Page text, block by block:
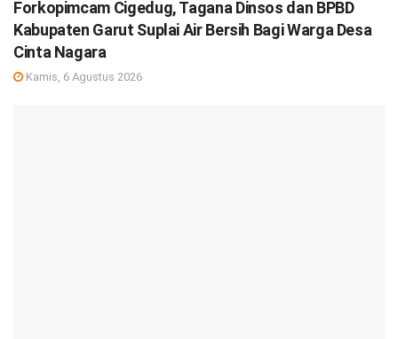
Forkopimcam Cigedug, Tagana Dinsos dan BPBD
Kabupaten Garut Suplai Air Bersih Bagi Warga Desa
Cinta Nagara
Kamis, 6 Agustus 2026